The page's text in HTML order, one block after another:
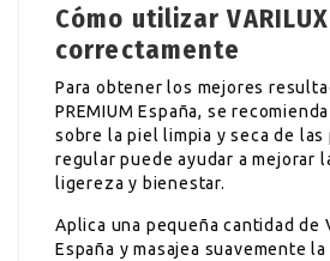
Cómo utilizar VARILUX
correctamente
Para obtener los mejores
PREMIUM España, se
sobre la piel limpia y seca de las
regular puede ayudar a mejorar
ligereza y bienestar.
Aplica una pequeña cantidad de
España y masajea suavemente